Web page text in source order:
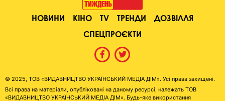
НОВИНИ КІНО TV ТРЕНДИ
ДОЗВІЛЛЯ
СПЕЦПРОЄКТИ
© 2025, ТОВ «ВИДАВНИЦТВО УКРАЇНСЬКИЙ МЕДІА ДІМ». Усі права захищені.
Всі права на матеріали, опубліковані на даному ресурсі, належать ТОВ
«ВИДАВНИЦТВО УКРАЇНСЬКИЙ МЕДІА ДІМ». Будь-яке використання